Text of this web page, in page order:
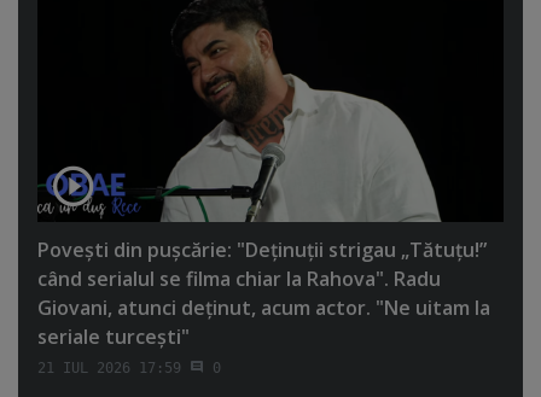
Poveşti din puşcărie: "Deţinuţii strigau „Tătuţu!”
când serialul se filma chiar la Rahova". Radu
Giovani, atunci deţinut, acum actor. "Ne uitam la
seriale turceşti"
21 IUL 2026 17:59 0